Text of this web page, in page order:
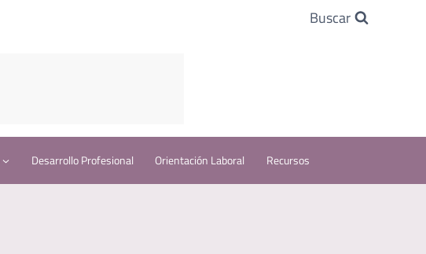
Buscar
Desarrollo Profesional Orientación Laboral Recursos